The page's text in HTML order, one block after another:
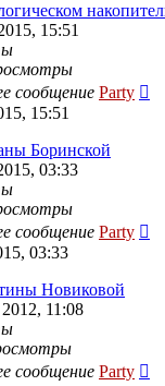
15:51
сообщение Party
15:51
Боринской
03:33
сообщение Party
03:33
Новиковой
11:08
сообщение Party